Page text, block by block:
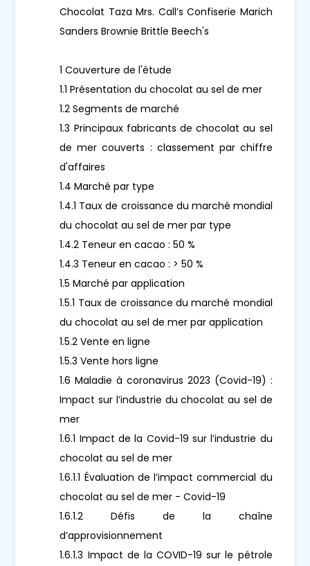
Chocolat Taza Mrs. Call’s Confiserie Marich
Sanders Brownie Brittle Beech's
1 Couverture de l'étude
1.1 Présentation du chocolat au sel de mer
1.2 Segments de marché
1.3 Principaux fabricants de chocolat au sel
de mer couverts : classement par chiffre
d'affaires
1.4 Marché par type
1.4.1 Taux de croissance du marché mondial
du chocolat au sel de mer par type
1.4.2 Teneur en cacao : 50 %
1.4.3 Teneur en cacao : > 50 %
1.5 Marché par application
1.5.1 Taux de croissance du marché mondial
du chocolat au sel de mer par application
1.5.2 Vente en ligne
1.5.3 Vente hors ligne
1.6 Maladie à coronavirus 2023 (Covid-19) :
Impact sur l’industrie du chocolat au sel de
mer
1.6.1 Impact de la Covid-19 sur l’industrie du
chocolat au sel de mer
1.6.1.1 Évaluation de l’impact commercial du
chocolat au sel de mer - Covid-19
1.6.1.2 Défis de la chaîne
d’approvisionnement
1.6.1.3 Impact de la COVID-19 sur le pétrole